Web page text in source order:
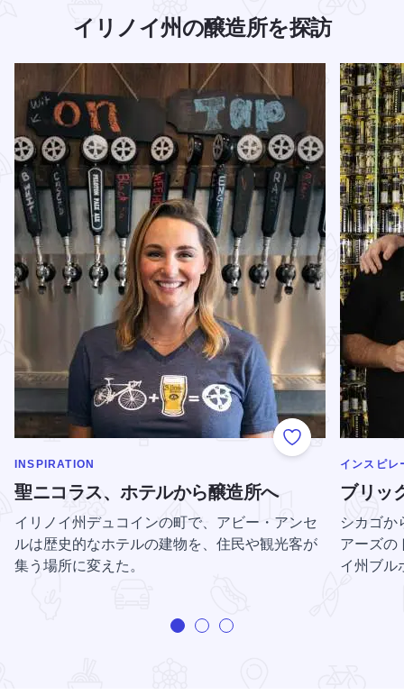
イリノイ州の醸造所を探訪
Add to Favorites
のカテゴリーをもっと表示する
INSPIRATION
聖ニコラス、ホテルから醸造所へ
イリノイ州デュコインの町で、アビー・アンセ
ルは歴史的なホテルの建物を、住民や観光客が
集う場所に変えた。
続きを読む 聖ニコラス、ホテルから醸造所へ
のカテゴリ
インスピレ
ブリッ
シカゴか
アーズの
イ州ブル